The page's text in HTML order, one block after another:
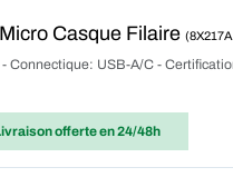
Casque Filaire
Connectique: USB-A/C -
offerteen 24/48h